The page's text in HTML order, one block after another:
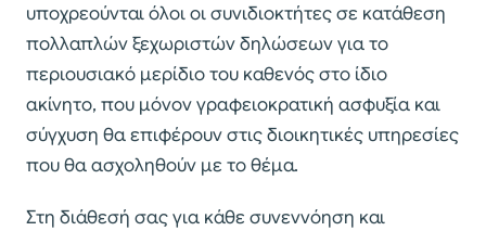
υποχρεούνται όλοι οι συνιδιοκτήτες σε κατάθεση
πολλαπλών ξεχωριστών δηλώσεων για το
περιουσιακό μερίδιο του καθενός στο ίδιο
ακίνητο, που μόνον γραφειοκρατική ασφυξία και
σύγχυση θα επιφέρουν στις διοικητικές υπηρεσίες
που θα ασχοληθούν με το θέμα.
Στη διάθεσή σας για κάθε συνεννόηση και